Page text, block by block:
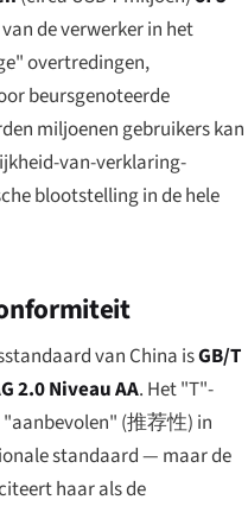
van de verwerker in het
overtredingen,
beursgenoteerde
miljoenen gebruikers kan
van-verklaring-
blootstelling in de hele
van China isGB/T
2.0 Niveau AA. Het "T"-
"aanbevolen" (推荐性) in
standaard — maar de
haar als de